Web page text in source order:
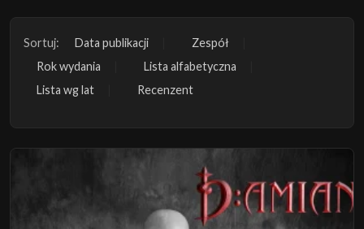
Sortuj: Data publikacji
Zespół
Rok wydania
Lista alfabetyczna
Lista wg lat
Recenzent